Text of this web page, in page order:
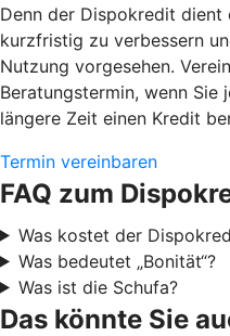
Denn der Dispokredit
kurzfristig zu verbessern
Nutzung vorgesehen.
Beratungstermin, wenn Sie
längere Zeit einen Kredit
Termin vereinbaren
FAQ zum
Was kostet der
Was bedeutet „Bonität“?
Was ist die Schufa?
Das könnte Sie